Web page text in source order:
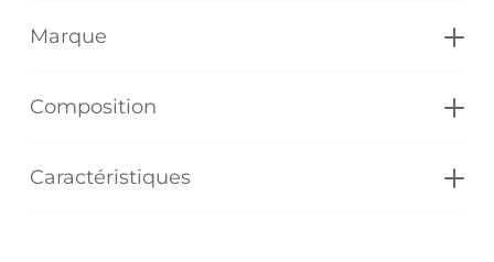
Marque
Composition
Caractéristiques